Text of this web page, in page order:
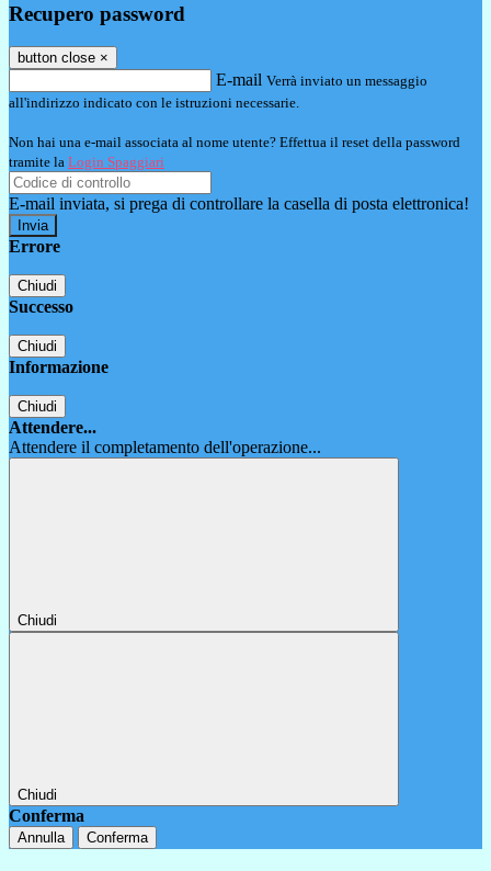
Recupero password
button close ×
E-mail Verrà inviato un messaggio
all'indirizzo indicato con le istruzioni necessarie.
Non hai una e-mail associata al nome utente? Effettua il reset della password
tramite la Login Spaggiari
E-mail inviata, si prega di controllare la casella di posta elettronica!
Errore
Chiudi
Successo
Chiudi
Informazione
Chiudi
Attendere...
Attendere il completamento dell'operazione...
Chiudi
Chiudi
Conferma
Annulla Conferma